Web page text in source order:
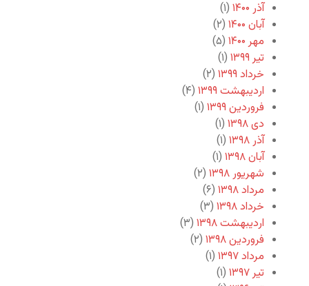
آذر ۱۴۰۰
(۱)
آبان ۱۴۰۰
(۲)
مهر ۱۴۰۰
(۵)
تیر ۱۳۹۹
(۱)
خرداد ۱۳۹۹
(۲)
اردیبهشت ۱۳۹۹
(۴)
فروردین ۱۳۹۹
(۱)
دی ۱۳۹۸
(۱)
آذر ۱۳۹۸
(۱)
آبان ۱۳۹۸
(۱)
شهریور ۱۳۹۸
(۲)
مرداد ۱۳۹۸
(۶)
خرداد ۱۳۹۸
(۳)
اردیبهشت ۱۳۹۸
(۳)
فروردین ۱۳۹۸
(۲)
مرداد ۱۳۹۷
(۱)
تیر ۱۳۹۷
(۱)